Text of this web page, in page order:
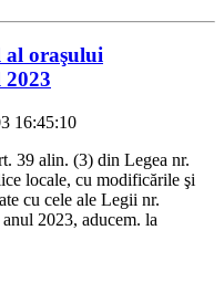
al oraşului
16:45:10
39 alin. (3) din Legea nr.
locale, cu modificările şi
cu cele ale Legii nr.
2023, aducem. la